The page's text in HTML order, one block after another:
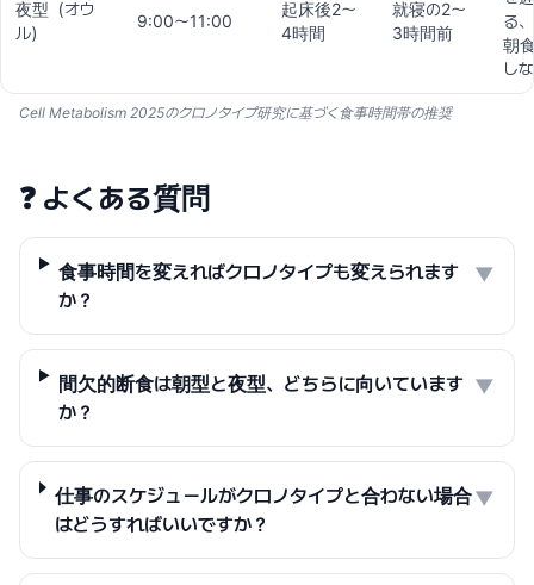
夜型（オウ
ル）
9:00〜11:00
起床後2〜
4時間
就寝の2〜
3時間前
る
朝
し
Cell Metabolism 2025のクロノタイプ研究に基づく食事時間帯の推奨
❓ よくある質問
食事時間を変えればクロノタイプも変えられます
か？
▼
間欠的断食は朝型と夜型、どちらに向いています
か？
▼
仕事のスケジュールがクロノタイプと合わない場合
はどうすればいいですか？
▼